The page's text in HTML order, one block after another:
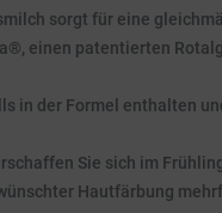
sorgt für eine
einen patentierten
in der Formel enthalten
Sie sich im
Hautfärbung